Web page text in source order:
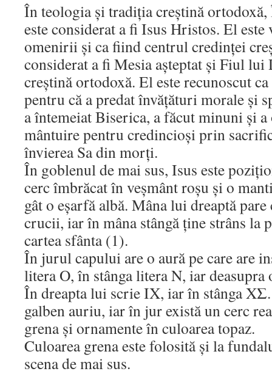
În teologia și tradiția creștină
este considerat a fi Isus Hristos. El
omenirii și ca fiind centrul credinței
considerat a fi Mesia așteptat și Fiul
creștină ortodoxă. El este recunoscut
pentru că a predat învățături morale și
a întemeiat Biserica, a făcut minuni și
mântuire pentru credincioși prin
învierea Sa din morți.
În goblenul de mai sus, Isus este
cerc îmbrăcat în veșmânt roșu și o
gât o eșarfă albă. Mâna lui dreaptă pare
crucii, iar în mâna stângă ține strâns la
cartea sfânta (1).
În jurul capului are o aură pe care are
litera Ο, în stânga litera Ν, iar deasupra
În dreapta lui scrie ΙΧ, iar în stânga
galben auriu, iar în jur există un cerc
grena și ornamente în culoarea topaz.
Culoarea grena este folosită și la
scena de mai sus.